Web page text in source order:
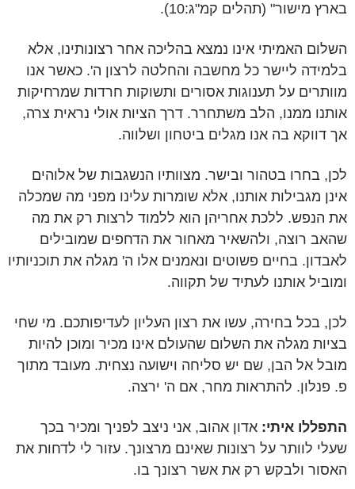
בארץ מישור" (תהלים קמ"ג:10).
השלום האמיתי אינו נמצא בהליכה אחר רצונותינו, אלא
בלמידה ליישר כל מחשבה והחלטה לרצון ה'. כאשר אנו
מוותרים על תענוגות אסורים ותשוקות חרדות שמרחיקות
אותנו ממנו, הלב משתחרר. דרך הציות אולי נראית צרה,
אך דווקא בה אנו מגלים ביטחון ושלווה.
לכן, בחרו בטהור ובישר. מצוותיו הנשגבות של אלוהים
אינן מגבילות אותנו, אלא שומרות עלינו מפני מה שמכלה
את הנפש. ללכת אחריהן הוא ללמוד לרצות רק את מה
שהאב רוצה, ולהשאיר מאחור את הדחפים שמובילים
לאבדון. בחיים פשוטים ונאמנים אלו ה' מגלה את תוכניותיו
ומוביל אותנו לעתיד של תקווה.
לכן, בכל בחירה, עשו את רצון העליון לעדיפותכם. מי שחי
בציות מגלה את השלום שהעולם אינו מכיר ומוכן להיות
מובל אל הבן, שם יש סליחה וישועה נצחית. מעובד מתוך
פ. פנלון. להתראות מחר, אם ה' ירצה.
התפללו איתי: אדון אהוב, אני ניצב לפניך ומכיר בכך
שעלי לוותר על רצונות שאינם מרצונך. עזור לי לדחות את
האסור ולבקש רק את אשר רצונך בו.